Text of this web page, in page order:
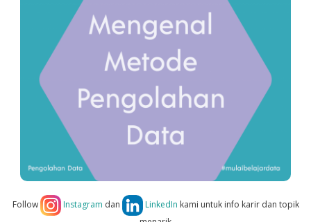
Follow Instagram dan LinkedIn kami untuk info karir dan topik